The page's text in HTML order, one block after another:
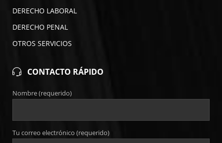
DERECHO LABORAL
DERECHO PENAL
OTROS SERVICIOS
CONTACTO RÁPIDO
Nombre (requerido)
Tu correo electrónico (requerido)